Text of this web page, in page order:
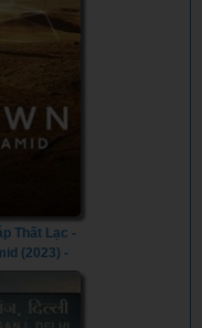
Thất Lạc -
(2023) -